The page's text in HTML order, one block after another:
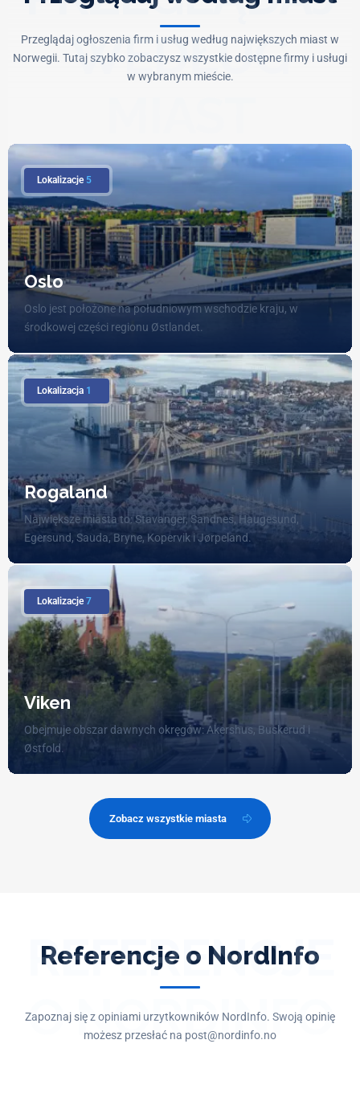
WEDŁUG
Przeglądaj ogłoszenia firm i usług według największych miast w
Norwegii. Tutaj szybko zobaczysz wszystkie dostępne firmy i usługi
w wybranym mieście.
Lokalizacje 5
Oslo
Oslo jest położone na południowym wschodzie kraju, w
środkowej części regionu Østlandet.
Lokalizacja 1
Rogaland
Największe miasta to: Stavanger, Sandnes, Haugesund,
Egersund, Sauda, Bryne, Kopervik i Jørpeland.
Lokalizacje 7
Viken
Obejmuje obszar dawnych okręgów: Akershus, Buskerud i
Østfold.
Zobacz wszystkie miasta
Referencje o NordInfo
REFERENCJE
O NORDINFO
Zapoznaj się z opiniami urzytkowników NordInfo. Swoją opinię
możesz przesłać na post@nordinfo.no